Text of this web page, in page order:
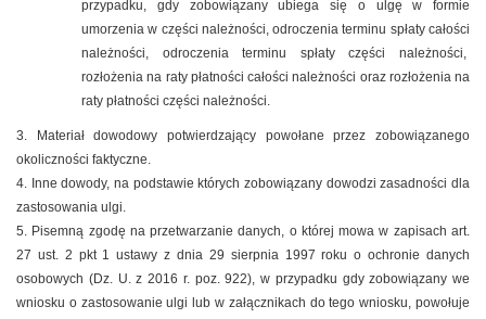
przypadku, gdy zobowiązany ubiega się o ulgę w formie
umorzenia w części należności, odroczenia terminu spłaty całości
należności, odroczenia terminu spłaty części należności,
rozłożenia na raty płatności całości należności oraz rozłożenia na
raty płatności części należności.
3. Materiał dowodowy potwierdzający powołane przez zobowiązanego
okoliczności faktyczne.
4. Inne dowody, na podstawie których zobowiązany dowodzi zasadności dla
zastosowania ulgi.
5. Pisemną zgodę na przetwarzanie danych, o której mowa w zapisach art.
27 ust. 2 pkt 1 ustawy z dnia 29 sierpnia 1997 roku o ochronie danych
osobowych (Dz. U. z 2016 r. poz. 922), w przypadku gdy zobowiązany we
wniosku o zastosowanie ulgi lub w załącznikach do tego wniosku, powołuje